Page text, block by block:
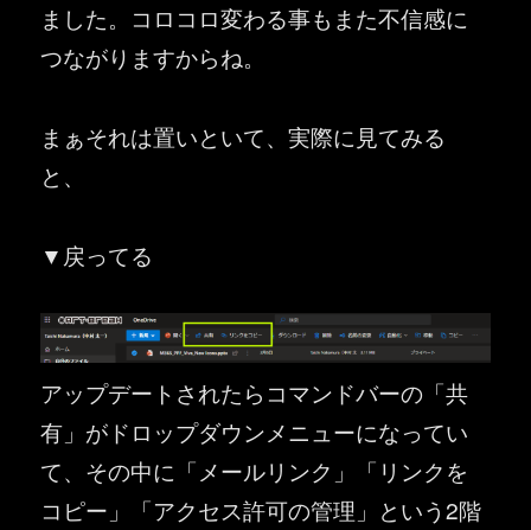
ました。コロコロ変わる事もまた不信感に
つながりますからね。
まぁそれは置いといて、実際に見てみる
と、
▼戻ってる
アップデートされたらコマンドバーの「共
有」がドロップダウンメニューになってい
て、その中に「メールリンク」「リンクを
コピー」「アクセス許可の管理」という2階